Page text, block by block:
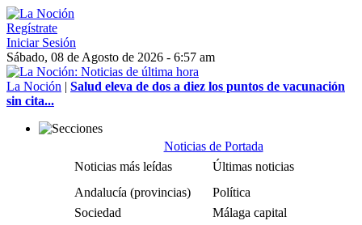
Regístrate
Iniciar Sesión
Sábado, 08 de Agosto de 2026 - 6:57 am
La Noción | Salud eleva de dos a diez los puntos de vacunación
sin cita...
Noticias de Portada
Noticias más leídas
Últimas noticias
Andalucía (provincias)
Política
Sociedad
Málaga capital